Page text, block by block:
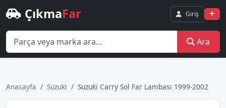
ÇıkmaFar Giriş
Ara
Anasayfa Suzuki Suzuki Carry Sol Far Lambası 1999-2002